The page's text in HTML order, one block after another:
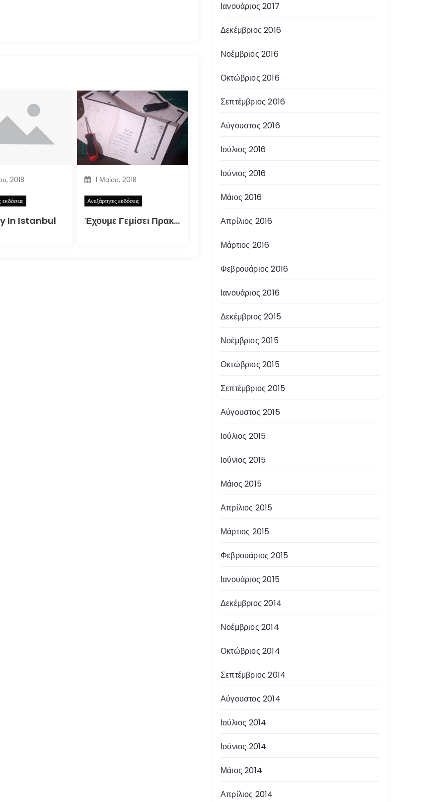
2018
εκδόσεις
In Istanbul
1 Μαΐου, 2018
Ανεξάρτητες εκδόσεις
Έχουμε Γεμίσει Πρακτικούς Ανθρώπους
Ιανουάριος 2017
Δεκέμβριος 2016
Νοέμβριος 2016
Οκτώβριος 2016
Σεπτέμβριος 2016
Αύγουστος 2016
Ιούλιος 2016
Ιούνιος 2016
Μάιος 2016
Απρίλιος 2016
Μάρτιος 2016
Φεβρουάριος 2016
Ιανουάριος 2016
Δεκέμβριος 2015
Νοέμβριος 2015
Οκτώβριος 2015
Σεπτέμβριος 2015
Αύγουστος 2015
Ιούλιος 2015
Ιούνιος 2015
Μάιος 2015
Απρίλιος 2015
Μάρτιος 2015
Φεβρουάριος 2015
Ιανουάριος 2015
Δεκέμβριος 2014
Νοέμβριος 2014
Οκτώβριος 2014
Σεπτέμβριος 2014
Αύγουστος 2014
Ιούλιος 2014
Ιούνιος 2014
Μάιος 2014
Απρίλιος 2014